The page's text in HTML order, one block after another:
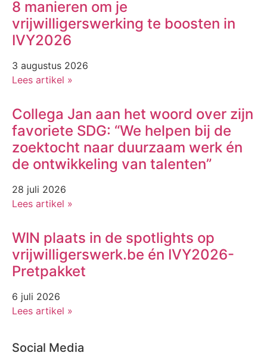
8 manieren om je
vrijwilligerswerking te boosten in
IVY2026
3 augustus 2026
Lees artikel »
Collega Jan aan het woord over zijn
favoriete SDG: “We helpen bij de
zoektocht naar duurzaam werk én
de ontwikkeling van talenten”
28 juli 2026
Lees artikel »
WIN plaats in de spotlights op
vrijwilligerswerk.be én IVY2026-
Pretpakket
6 juli 2026
Lees artikel »
Social Media